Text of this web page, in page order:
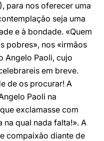
para nos oferecer uma
seja uma
e à bondade. «Quem
pobres», nos «irmãos
Angelo Paoli, cujo
em breve.
de os procurar! A
Paoli na
exclamasse com
na qual nada falta!». A
compaixão diante de